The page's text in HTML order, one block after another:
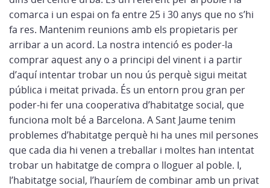
comarca i un espai on fa entre 25 i 30 anys que no s’hi
fa res. Mantenim reunions amb els propietaris per
arribar a un acord. La nostra intenció es poder-la
comprar aquest any o a principi del vinent i a partir
d’aquí intentar trobar un nou ús perquè sigui meitat
pública i meitat privada. És un entorn prou gran per
poder-hi fer una cooperativa d’habitatge social, que
funciona molt bé a Barcelona. A Sant Jaume tenim
problemes d’habitatge perquè hi ha unes mil persones
que cada dia hi venen a treballar i moltes han intentat
trobar un habitatge de compra o lloguer al poble. I,
l’habitatge social, l’hauríem de combinar amb un privat